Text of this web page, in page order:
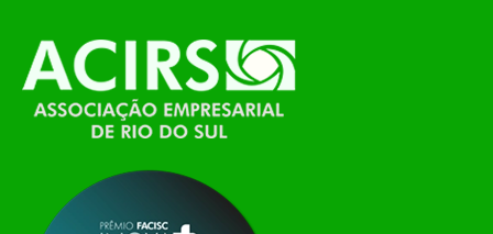
O Polo ACATE-ACIRS, por meio do NIAVI – Núcleo
de Tecnologia da Informação do Alto Vale do
Itajaí, realizou, no dia 21 de julho, o evento
Conexão Tech NIAVI, reunindo empresas de
tecnologia da região para uma noite de
apresentação de novas iniciativas para o setor. O
encontro aconteceu em Rio…